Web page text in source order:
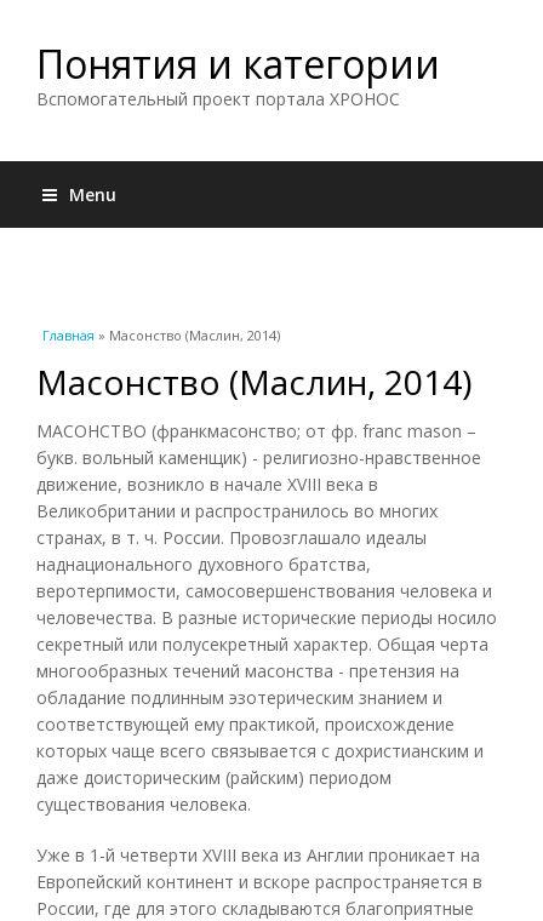
Понятия и категории
Вспомогательный проект портала ХРОНОС
Menu
Вы здесь
Главная » Масонство (Маслин, 2014)
Масонство (Маслин, 2014)
МАСОНСТВО (франкмасонство; от фр. franc mason –
букв. вольный каменщик) - религиозно-нравственное
движение, возникло в начале XVIII века в
Великобритании и распространилось во многих
странах, в т. ч. России. Провозглашало идеалы
наднационального духовного братства,
веротерпимости, самосовершенствования человека и
человечества. В разные исторические периоды носило
секретный или полусекретный характер. Общая черта
многообразных течений масонства - претензия на
обладание подлинным эзотерическим знанием и
соответствующей ему практикой, происхождение
которых чаще всего связывается с дохристианским и
даже доисторическим (райским) периодом
существования человека.
Уже в 1-й четверти XVIII века из Англии проникает на
Европейский континент и вскоре распространяется в
России, где для этого складываются благоприятные